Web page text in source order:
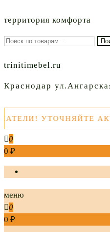
территория комфорта
Искать:
trinitimebel.ru
Краснодар
УТОЧНЯЙТЕ
0
0 ₽
меню
0
0 ₽